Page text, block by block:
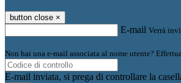
button close ×
E-mail Verrà
Non hai una e-mail associata al nome utente?
E-mail inviata, si prega di controllare la